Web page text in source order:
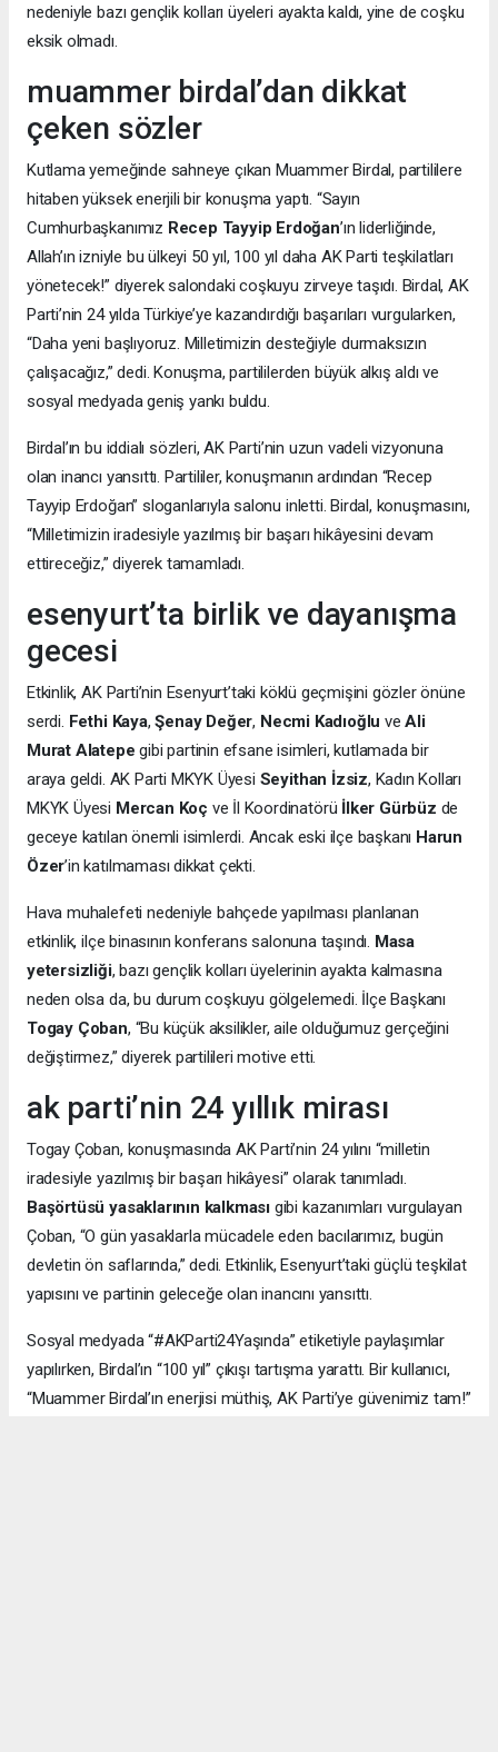
nedeniyle bazı gençlik kolları üyeleri ayakta kaldı, yine de coşku
eksik olmadı.
muammer birdal’dan dikkat
çeken sözler
Kutlama yemeğinde sahneye çıkan Muammer Birdal, partililere
hitaben yüksek enerjili bir konuşma yaptı. “Sayın
Cumhurbaşkanımız Recep Tayyip Erdoğan’ın liderliğinde,
Allah’ın izniyle bu ülkeyi 50 yıl, 100 yıl daha AK Parti teşkilatları
yönetecek!” diyerek salondaki coşkuyu zirveye taşıdı. Birdal, AK
Parti’nin 24 yılda Türkiye’ye kazandırdığı başarıları vurgularken,
“Daha yeni başlıyoruz. Milletimizin desteğiyle durmaksızın
çalışacağız,” dedi. Konuşma, partililerden büyük alkış aldı ve
sosyal medyada geniş yankı buldu.
Birdal’ın bu iddialı sözleri, AK Parti’nin uzun vadeli vizyonuna
olan inancı yansıttı. Partililer, konuşmanın ardından “Recep
Tayyip Erdoğan” sloganlarıyla salonu inletti. Birdal, konuşmasını,
“Milletimizin iradesiyle yazılmış bir başarı hikâyesini devam
ettireceğiz,” diyerek tamamladı.
esenyurt’ta birlik ve dayanışma
gecesi
Etkinlik, AK Parti’nin Esenyurt’taki köklü geçmişini gözler önüne
serdi. Fethi Kaya,Şenay Değer, Necmi Kadıoğlu veAli
Murat Alatepe gibi partinin efsane isimleri, kutlamada bir
araya geldi. AK Parti MKYK Üyesi Seyithan İzsiz, Kadın Kolları
MKYK Üyesi Mercan Koç ve İl Koordinatörü İlker Gürbüz de
geceye katılan önemli isimlerdi. Ancak eski ilçe başkanı Harun
Özer’in katılmaması dikkat çekti.
Hava muhalefeti nedeniyle bahçede yapılması planlanan
etkinlik, ilçe binasının konferans salonuna taşındı. Masa
yetersizliği, bazı gençlik kolları üyelerinin ayakta kalmasına
neden olsa da, bu durum coşkuyu gölgelemedi. İlçe Başkanı
Togay Çoban, “Bu küçük aksilikler, aile olduğumuz gerçeğini
değiştirmez,” diyerek partilileri motive etti.
ak parti’nin 24 yıllık mirası
Togay Çoban, konuşmasında AK Parti’nin 24 yılını “milletin
iradesiyle yazılmış bir başarı hikâyesi” olarak tanımladı.
Başörtüsü yasaklarının kalkması gibi kazanımları vurgulayan
Çoban, “O gün yasaklarla mücadele eden bacılarımız, bugün
devletin ön saflarında,” dedi. Etkinlik, Esenyurt’taki güçlü teşkilat
yapısını ve partinin geleceğe olan inancını yansıttı.
Sosyal medyada “#AKParti24Yaşında” etiketiyle paylaşımlar
yapılırken, Birdal’ın “100 yıl” çıkışı tartışma yarattı. Bir kullanıcı,
“Muammer Birdal’ın enerjisi müthiş, AK Parti’ye güvenimiz tam!”